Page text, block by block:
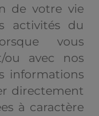
de votre vie
activités du
vous
ou avec nos
informations
directement
à caractère